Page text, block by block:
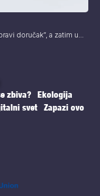
doručak”, a zatim u...
zbiva?
Ekologija
svet Zapazi ovo